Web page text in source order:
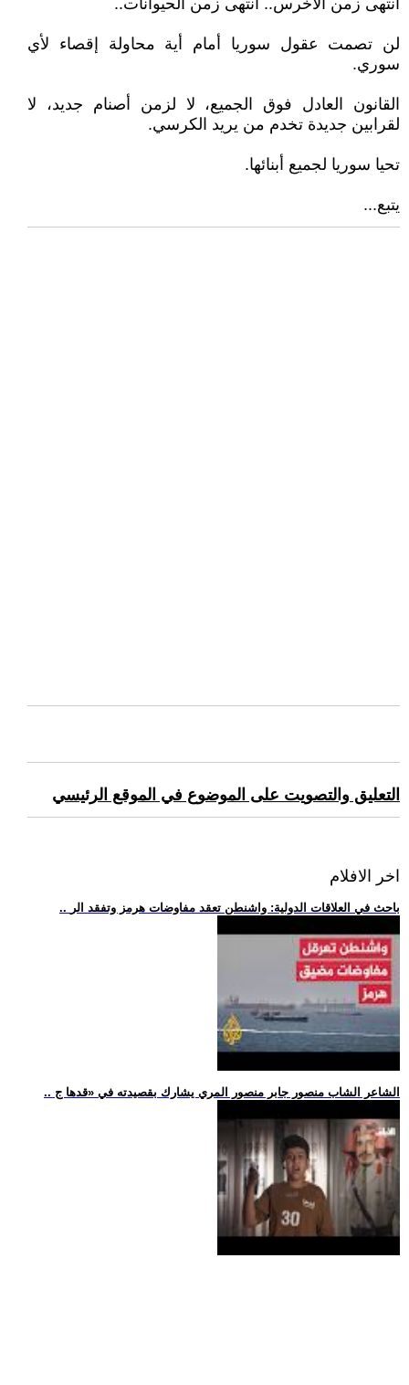
انتهى زمن الأخرس.. انتهى زمن الحيوانات..
لن تصمت عقول سوريا أمام أية محاولة إقصاء لأي
سوري.
القانون العادل فوق الجميع، لا لزمن أصنام جديد، لا
لقرابين جديدة تخدم من يريد الكرسي.
تحيا سوريا لجميع أبنائها.
يتبع...
التعليق والتصويت على الموضوع في الموقع الرئيسي
اخر الافلام
.. باحث في العلاقات الدولية: واشنطن تعقد مفاوضات هرمز وتفقد الر
.. الشاعر الشاب منصور جابر منصور المري يشارك بقصيدته في «قدها ج